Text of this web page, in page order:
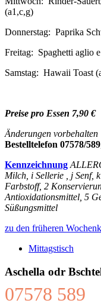
(a1,c,g)
Donnerstag: Paprika
Freitag: Spaghetti aglio
Samstag: Hawaii Toast
Preise pro Essen 7,90 €
Änderungen vorbehalten
Bestelltelefon 07578/589
Kennzeichnung
Milch, i Sellerie , j Senf,
Farbstoff, 2
Antioxidationsmittel, 5
Süßungsmittel
zu den früheren
Mittagstisch
Aschella odr
07578 589